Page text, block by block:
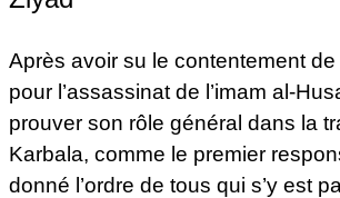
Après avoir su le contentement
pour l’assassinat de l’imam al-
prouver son rôle général dans la
Karbala, comme le premier
donné l’ordre de tous qui s’y est